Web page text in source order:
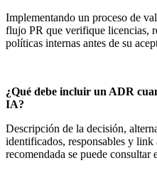
Implementando un proceso de
flujo PR que verifique licencias,
políticas internas antes de su
¿Qué debe incluir un ADR
IA?
Descripción de la decisión,
identificados, responsables y
recomendada se puede consultar